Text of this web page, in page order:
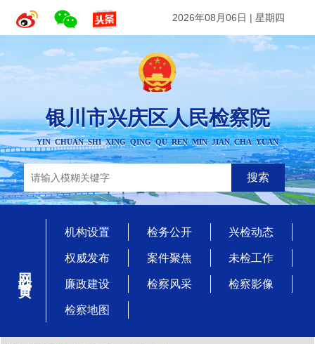
2026年08月06日 | 星期四
银川市兴庆区人民检察院
YIN CHUAN SHI XING QING QU REN MIN JIAN CHA YUAN
搜索
网站首页
机构设置 检务公开 兴检动态
权威发布 案件聚焦 未检工作
廉政建设 检察风采 检察影像
检察地图